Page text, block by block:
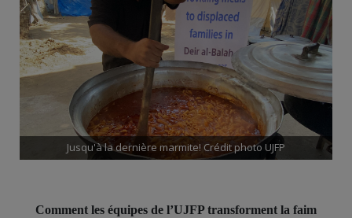
Jusqu'à la dernière marmite! Crédit photo UJFP
Comment les équipes de l’UJFP transforment la faim